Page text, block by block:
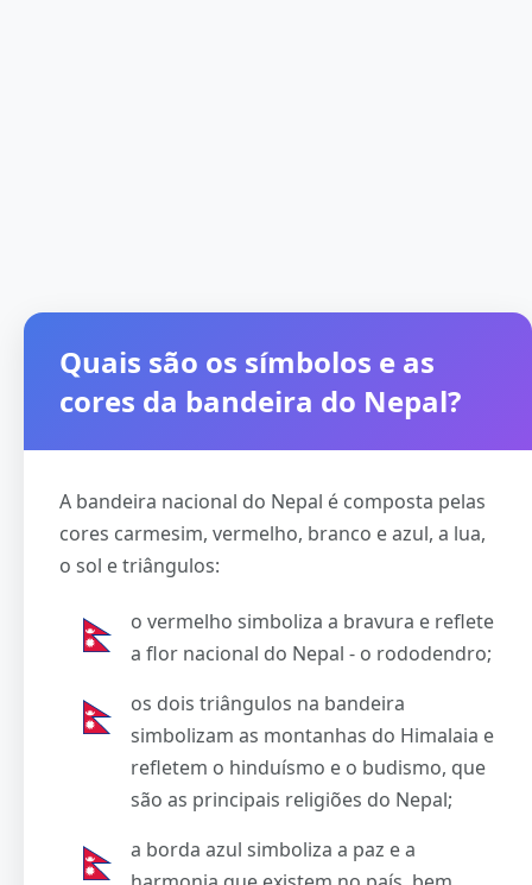
Quais são os símbolos e as
cores da bandeira do Nepal?
A bandeira nacional do Nepal é composta pelas
cores carmesim, vermelho, branco e azul, a lua,
o sol e triângulos:
o vermelho simboliza a bravura e reflete
a flor nacional do Nepal - o rododendro;
os dois triângulos na bandeira
simbolizam as montanhas do Himalaia e
refletem o hinduísmo e o budismo, que
são as principais religiões do Nepal;
a borda azul simboliza a paz e a